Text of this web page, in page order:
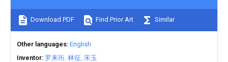
Download PDF Find Prior Art Similar
Other languages English
Inventor 罗来珩 林征 宋玉